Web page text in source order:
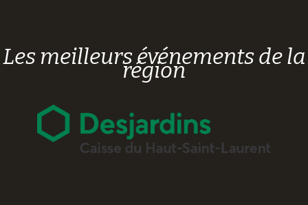
Les meilleurs événements de la
région